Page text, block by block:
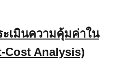
ะเมินความคุ้มค่าใน
Cost Analysis)